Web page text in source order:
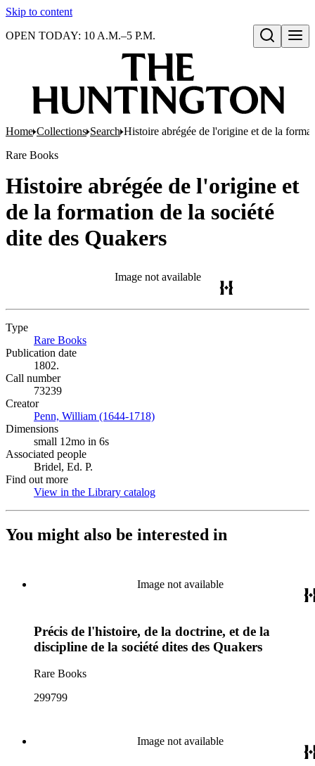
Skip to content
Open search
OPEN TODAY: 10 A.M.–5 P.M.
Home Collections Search Histoire abrégée de l'origine et de la
Rare Books
Histoire abrégée de l'origine et
de la formation de la société
dite des Quakers
Image not available
Type
Rare Books
Publication date
1802.
Call number
73239
Creator
Penn, William (1644-1718)
Dimensions
small 12mo in 6s
Associated people
Bridel, Ed. P.
Find out more
View in the Library catalog
You might also be interested in
Image not available
Précis de l'histoire, de la doctrine, et de la
discipline de la société dites des Quakers
Rare Books
299799
Image not available